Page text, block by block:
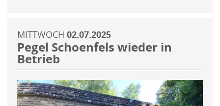
MITTWOCH 02.07.2025
Pegel Schoenfels wieder in
Betrieb